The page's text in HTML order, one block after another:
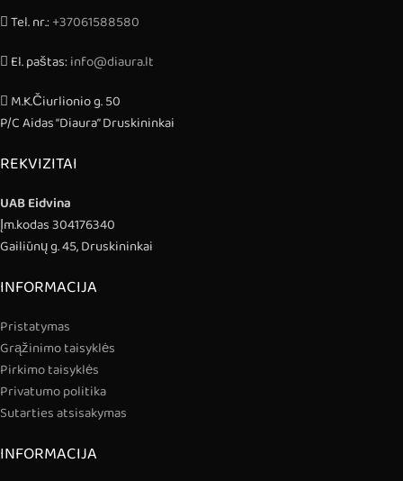
Tel. nr.:+37061588580
El. paštas:info@diaura.lt
M.K.Čiurlionio g. 50
P/C Aidas “Diaura” Druskininkai
REKVIZITAI
UAB Eidvina
Įm.kodas 304176340
Gailiūnų g. 45, Druskininkai
INFORMACIJA
Pristatymas
Grąžinimo taisyklės
Pirkimo taisyklės
Privatumo politika
Sutarties atsisakymas
INFORMACIJA